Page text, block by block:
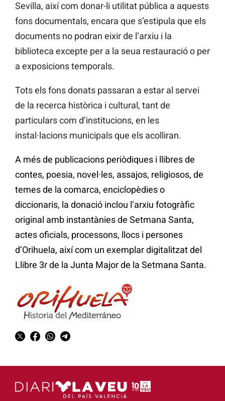
Sevilla, així com donar-li utilitat pública a aquests
fons documentals, encara que s’estipula que els
documents no podran eixir de l’arxiu i la
biblioteca excepte per a la seua restauració o per
a exposicions temporals.
Tots els fons donats passaran a estar al servei
de la recerca històrica i cultural, tant de
particulars com d’institucions, en les
instal·lacions municipals que els acolliran.
A més de publicacions periòdiques i llibres de
contes, poesia, novel·les, assajos, religiosos, de
temes de la comarca, enciclopèdies o
diccionaris, la donació inclou l’arxiu fotogràfic
original amb instantànies de Setmana Santa,
actes oficials, processons, llocs i persones
d’Orihuela, així com un exemplar digitalitzat del
Llibre 3r de la Junta Major de la Setmana Santa.